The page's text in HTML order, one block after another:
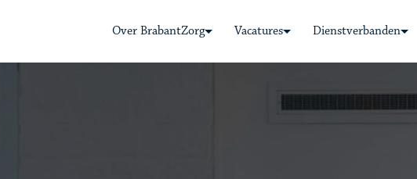
Over BrabantZorg Vacatures Dienstverbanden